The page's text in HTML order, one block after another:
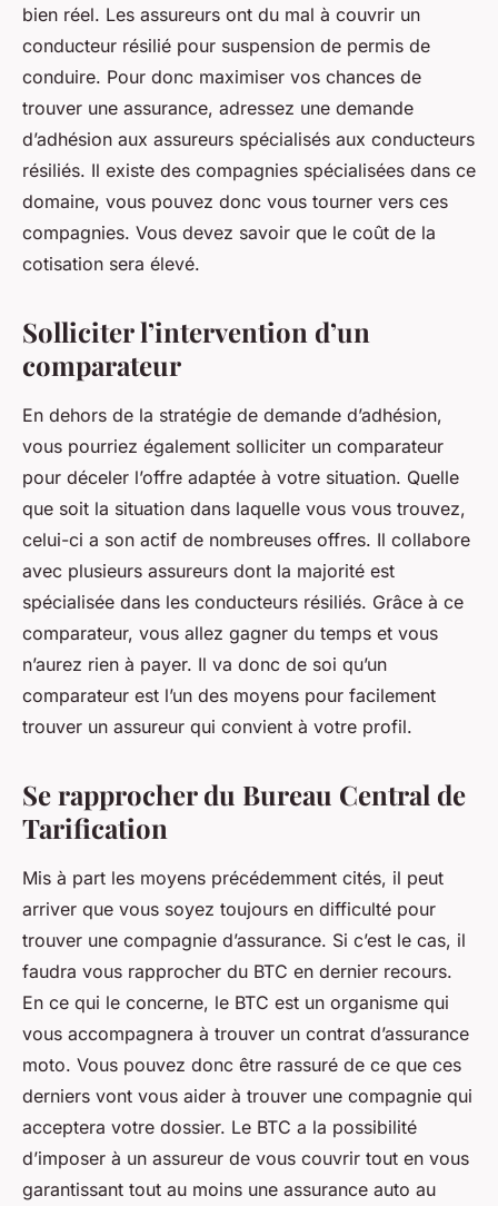
bien réel. Les assureurs ont du mal à couvrir un
conducteur résilié pour suspension de permis de
conduire. Pour donc maximiser vos chances de
trouver une assurance, adressez une demande
d’adhésion aux assureurs spécialisés aux conducteurs
résiliés. Il existe des compagnies spécialisées dans ce
domaine, vous pouvez donc vous tourner vers ces
compagnies. Vous devez savoir que le coût de la
cotisation sera élevé.
Solliciter l’intervention d’un
comparateur
En dehors de la stratégie de demande d’adhésion,
vous pourriez également solliciter un comparateur
pour déceler l’offre adaptée à votre situation. Quelle
que soit la situation dans laquelle vous vous trouvez,
celui-ci a son actif de nombreuses offres. Il collabore
avec plusieurs assureurs dont la majorité est
spécialisée dans les conducteurs résiliés. Grâce à ce
comparateur, vous allez gagner du temps et vous
n’aurez rien à payer. Il va donc de soi qu’un
comparateur est l’un des moyens pour facilement
trouver un assureur qui convient à votre profil.
Se rapprocher du Bureau Central de
Tarification
Mis à part les moyens précédemment cités, il peut
arriver que vous soyez toujours en difficulté pour
trouver une compagnie d’assurance. Si c’est le cas, il
faudra vous rapprocher du BTC en dernier recours.
En ce qui le concerne, le BTC est un organisme qui
vous accompagnera à trouver un contrat d’assurance
moto. Vous pouvez donc être rassuré de ce que ces
derniers vont vous aider à trouver une compagnie qui
acceptera votre dossier. Le BTC a la possibilité
d’imposer à un assureur de vous couvrir tout en vous
garantissant tout au moins une assurance auto au